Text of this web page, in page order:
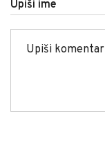
Upiši ime